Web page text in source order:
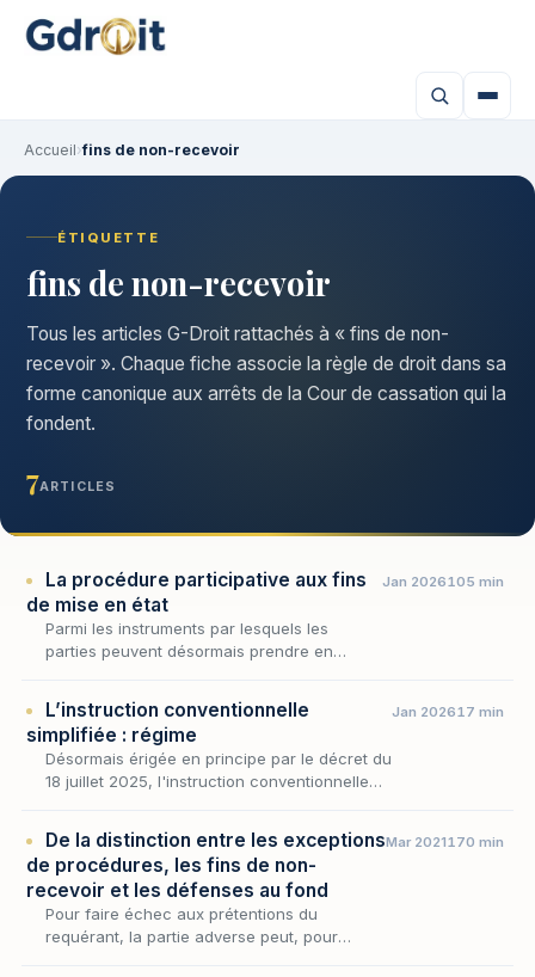
Accueil›fins de non-recevoir
ÉTIQUETTE
fins de non-recevoir
Tous les articles G-Droit rattachés à « fins de non-
recevoir ». Chaque fiche associe la règle de droit dans sa
forme canonique aux arrêts de la Cour de cassation qui la
fondent.
7ARTICLES
La procédure participative aux fins
de mise en état
Parmi les instruments par lesquels les
parties peuvent désormais prendre en
état occupe une pl…
Jan 2026105 min
L’instruction conventionnelle
simplifiée : régime
Désormais érigée en principe par le décret du
18 juillet 2025, l'instruction conventionnelle
Jan 202617 min
De la distinction entre les exceptions
de procédures, les fins de non-
recevoir et les défenses au fond
Pour faire échec aux prétentions du
requérant, la partie adverse peut, pour
Mar 2021170 min